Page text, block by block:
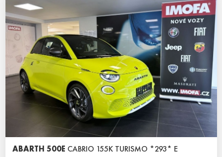
ABARTH 500E CABRIO 155K TURISMO *293* E